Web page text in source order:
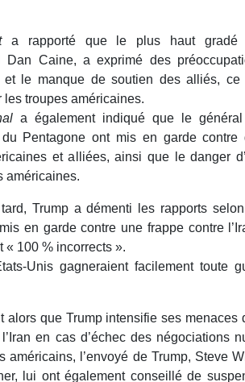
a rapporté que le plus haut gradé
Dan Caine, a exprimé des
et le manque de soutien des alliés, ce
troupes américaines.
a également indiqué que le
du Pentagone ont mis en garde contre
et alliées, ainsi que le danger
américaines.
Trump a démenti les rapports
en garde contre une frappe contre
« 100 % incorrects ».
Unis gagneraient facilement toute
alors que Trump intensifie ses menaces
l’Iran en cas d’échec des négociations
américains, l’envoyé de Trump, Steve
lui ont également conseillé de